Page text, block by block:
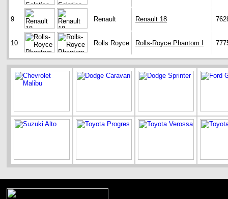
9 Renault Renault 18
10 Rolls Royce Rolls-Royce Phantom I